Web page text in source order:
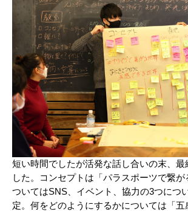
短い時間でしたが活発な話し合いの末、最
した。コンセプトは「パラスポーツで繋が
ついてはSNS、イベント、協力の3つにつ
定。何をどのようにするかについては「五